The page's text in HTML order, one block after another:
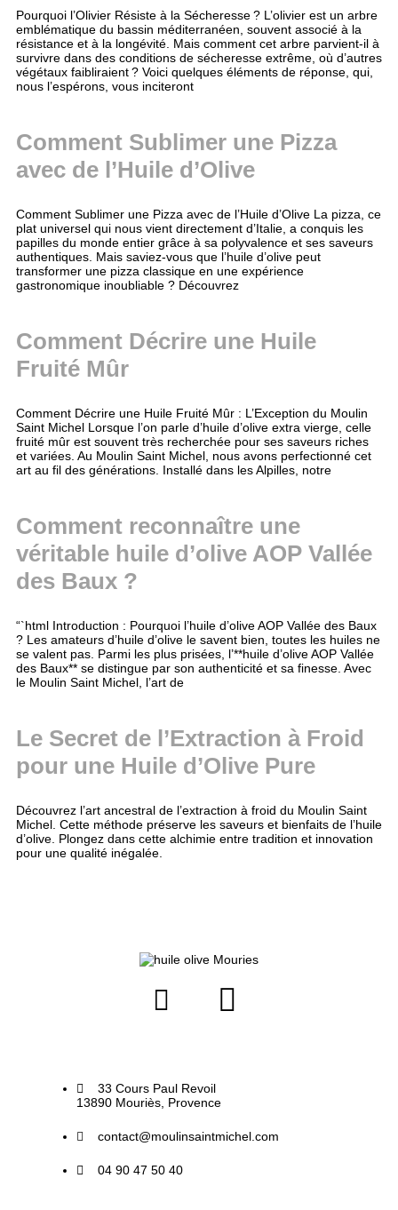
Pourquoi l’Olivier Résiste à la Sécheresse ? L’olivier est un arbre
emblématique du bassin méditerranéen, souvent associé à la
résistance et à la longévité. Mais comment cet arbre parvient-il à
survivre dans des conditions de sécheresse extrême, où d’autres
végétaux faibliraient ? Voici quelques éléments de réponse, qui,
nous l’espérons, vous inciteront
Comment Sublimer une Pizza
avec de l’Huile d’Olive
Comment Sublimer une Pizza avec de l’Huile d’Olive La pizza, ce
plat universel qui nous vient directement d’Italie, a conquis les
papilles du monde entier grâce à sa polyvalence et ses saveurs
authentiques. Mais saviez-vous que l’huile d’olive peut
transformer une pizza classique en une expérience
gastronomique inoubliable ? Découvrez
Comment Décrire une Huile
Fruité Mûr
Comment Décrire une Huile Fruité Mûr : L’Exception du Moulin
Saint Michel Lorsque l’on parle d’huile d’olive extra vierge, celle
fruité mûr est souvent très recherchée pour ses saveurs riches
et variées. Au Moulin Saint Michel, nous avons perfectionné cet
art au fil des générations. Installé dans les Alpilles, notre
Comment reconnaître une
véritable huile d’olive AOP Vallée
des Baux ?
“`html Introduction : Pourquoi l’huile d’olive AOP Vallée des Baux
? Les amateurs d’huile d’olive le savent bien, toutes les huiles ne
se valent pas. Parmi les plus prisées, l’**huile d’olive AOP Vallée
des Baux** se distingue par son authenticité et sa finesse. Avec
le Moulin Saint Michel, l’art de
Le Secret de l’Extraction à Froid
pour une Huile d’Olive Pure
Découvrez l’art ancestral de l’extraction à froid du Moulin Saint
Michel. Cette méthode préserve les saveurs et bienfaits de l’huile
d’olive. Plongez dans cette alchimie entre tradition et innovation
pour une qualité inégalée.
33 Cours Paul Revoil
13890 Mouriès, Provence
contact@moulinsaintmichel.com
04 90 47 50 40